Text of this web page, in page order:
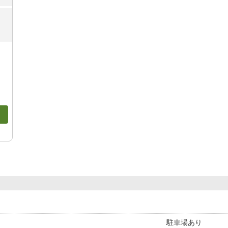
駐車場あり